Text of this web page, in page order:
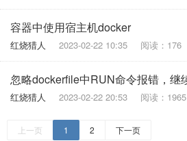
容器中使用宿主机docker
红烧猎人 2023-02-22 10:35 阅读：176
红烧猎人 2023-02-22 20:53 阅读：1965
上一页 1 2 下一页